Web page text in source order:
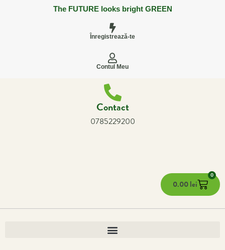
The FUTURE looks bright GREEN
Înregistrează-te
Contul Meu
Contact
0785229200
0.00lei
0